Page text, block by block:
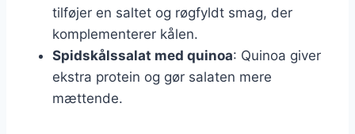
tilføjer en saltet og røgfyldt smag, der
komplementerer kålen.
Spidskålssalat med quinoa: Quinoa giver
ekstra protein og gør salaten mere
mættende.